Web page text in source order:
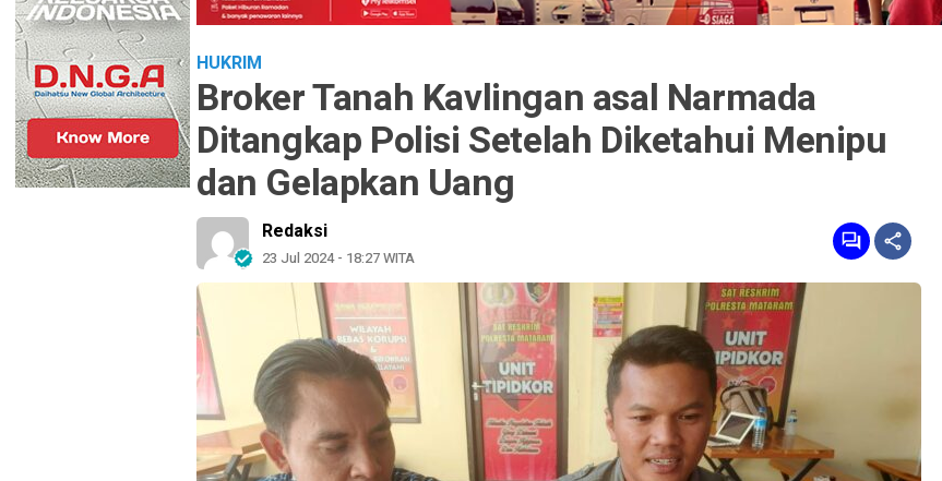
HUKRIM
Broker Tanah Kavlingan asal Narmada
Ditangkap Polisi Setelah Diketahui Menipu
dan Gelapkan Uang
Redaksi
23 Jul 2024 - 18:27 WITA